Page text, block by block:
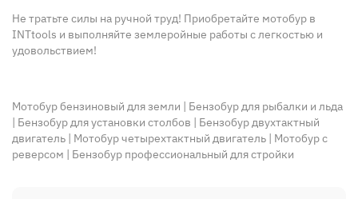
Не тратьте силы на ручной труд! Приобретайте мотобур в
INTtools и выполняйте землеройные работы с легкостью и
удовольствием!
Мотобур бензиновый для земли | Бензобур для рыбалки и льда
| Бензобур для установки столбов | Бензобур двухтактный
двигатель | Мотобур четырехтактный двигатель | Мотобур с
реверсом | Бензобур профессиональный для стройки